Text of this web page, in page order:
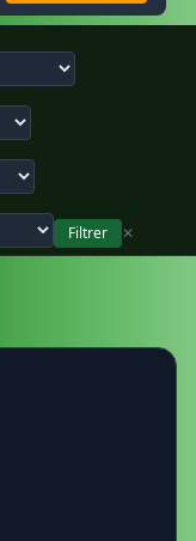
Filtrer
✕